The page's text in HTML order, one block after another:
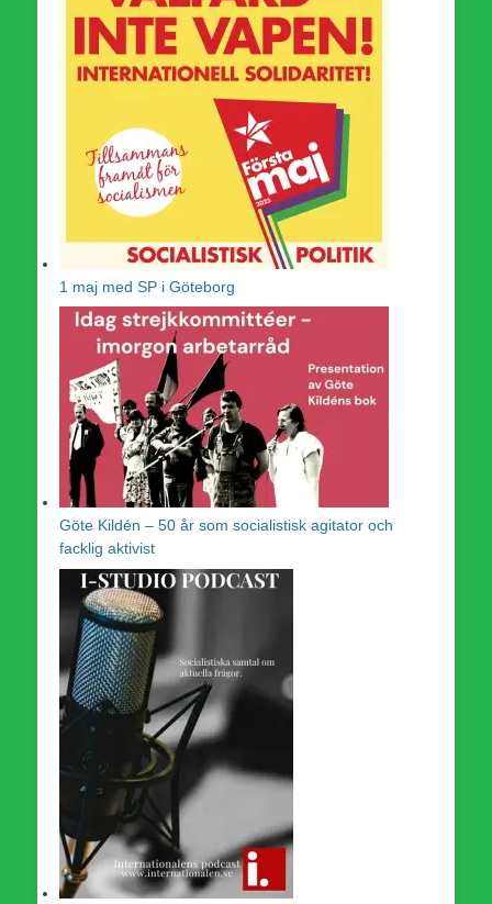
1 maj med SP i Göteborg
Göte Kildén – 50 år som socialistisk agitator och
facklig aktivist